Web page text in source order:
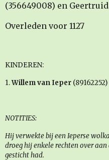
(356649008) en
Overleden voor 1127
KINDEREN:
1.Willem van Ieper (89162252)
NOTITIES:
Hij verwekte bij een Ieperse
droeg hij enkele rechten over
gesticht had.